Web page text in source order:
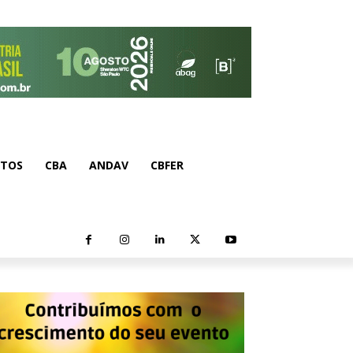
CBA ANDAV CBFER